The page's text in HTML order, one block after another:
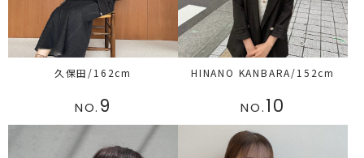
久保田/162cm HINANO KANBARA/152cm
NO. 9 NO.10